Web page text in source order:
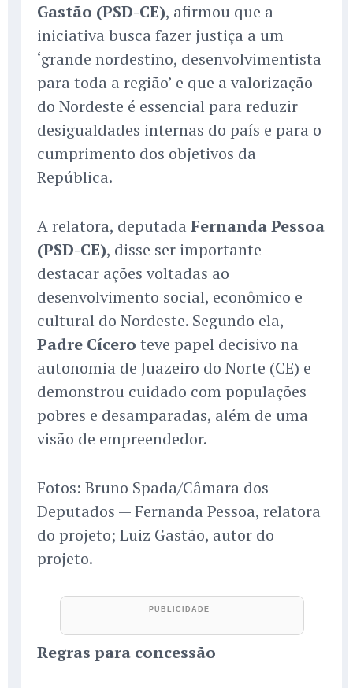
Gastão (PSD-CE), afirmou que a
iniciativa busca fazer justiça a um
‘grande nordestino, desenvolvimentista
para toda a região’ e que a valorização
do Nordeste é essencial para reduzir
desigualdades internas do país e para o
cumprimento dos objetivos da
República.
A relatora, deputada Fernanda Pessoa
(PSD-CE), disse ser importante
destacar ações voltadas ao
desenvolvimento social, econômico e
cultural do Nordeste. Segundo ela,
Padre Cícero teve papel decisivo na
autonomia de Juazeiro do Norte (CE) e
demonstrou cuidado com populações
pobres e desamparadas, além de uma
visão de empreendedor.
Fotos: Bruno Spada/Câmara dos
Deputados — Fernanda Pessoa, relatora
do projeto; Luiz Gastão, autor do
projeto.
Regras para concessão